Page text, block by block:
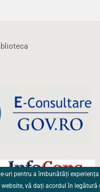
uri pentru a îmbunătăți experiența
vă dați acordul în legătură